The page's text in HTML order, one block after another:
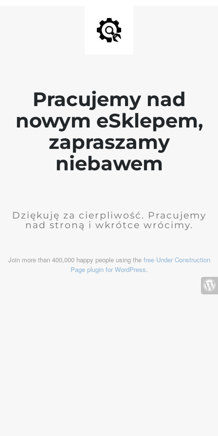
Pracujemy nad
nowym eSklepem,
zapraszamy
niebawem
Dziękuję za cierpliwość. Pracujemy
nad stroną i wkrótce wrócimy.
Join more than 400,000 happy people using the free Under Construction
Page plugin for WordPress.